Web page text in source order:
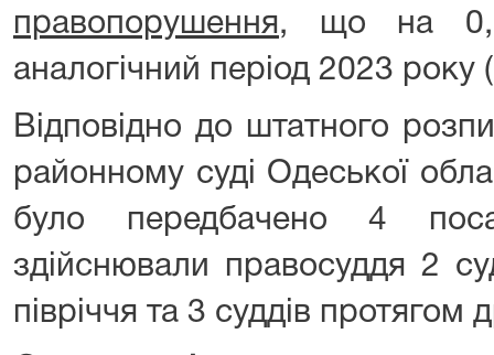
правопорушення, що на
аналогічний період 2023 року
Відповідно до штатного
районному суді Одеської
було передбачено 4
здійснювали правосуддя 2
півріччя та 3 суддів протягом